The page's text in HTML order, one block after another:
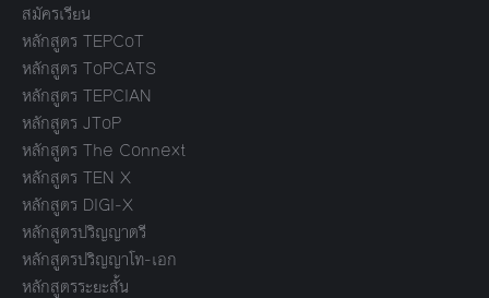
สมัครเรียน
หลักสูตร TEPCoT
หลักสูตร ToPCATS
หลักสูตร TEPCIAN
หลักสูตร JToP
หลักสูตร The Connext
หลักสูตร TEN X
หลักสูตร DIGI-X
หลักสูตรปริญญาตรี
หลักสูตรปริญญาโท-เอก
หลักสูตรระยะสั้น